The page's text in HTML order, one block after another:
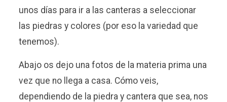
unos días para ir a las canteras a seleccionar
las piedras y colores (por eso la variedad que
tenemos).
Abajo os dejo una fotos de la materia prima una
vez que no llega a casa. Cómo veis,
dependiendo de la piedra y cantera que sea, nos